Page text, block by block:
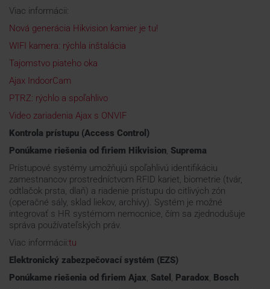
Viac informácii:
Nová generácia Hikvision kamier je tu!
WIFI kamera: rýchla inštalácia
Tajomstvo piateho oka
Ajax IndoorCam
PTRZ: rýchlo a spoľahlivo
Video zariadenia Ajax s ONVIF
Kontrola prístupu (Access Control)
Ponúkame riešenia od firiem Hikvision, Suprema
Prístupové systémy umožňujú spoľahlivú identifikáciu
zamestnancov prostredníctvom RFID kariet, biometrie (tvár,
odtlačok prsta, dlaň) a riadenie prístupu do citlivých zón
(operačné sály, sklad liekov, archívy). Systém je možné
integrovať s HR systémom nemocnice, čím sa zjednodušuje
správa používateľských práv.
Viac informácii:tu
Elektronický zabezpečovací systém (EZS)
Ponúkame riešenia od firiem Ajax, Satel , Paradox, Bosch